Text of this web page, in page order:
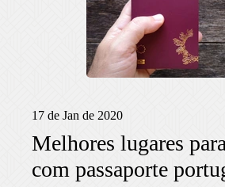
17 de Jan de 2020
Melhores lugares
com passaporte